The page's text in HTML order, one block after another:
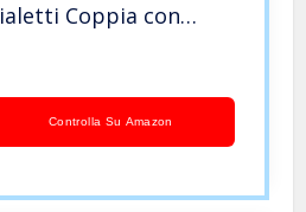
Coppia con
Bracciale per
Controlla Su Amazon